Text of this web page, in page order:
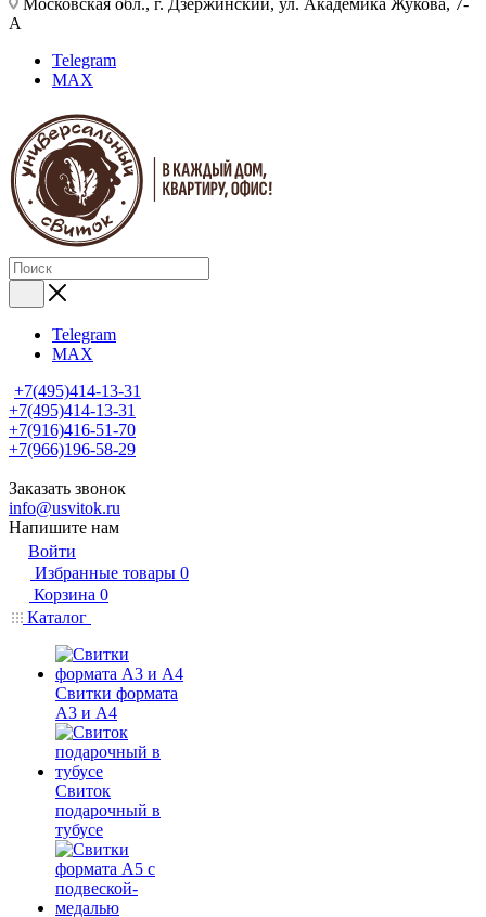
Московская обл., г. Дзержинский, ул. Академика Жукова, 7-
А
Telegram
MAX
Telegram
MAX
+7(495)414-13-31
+7(495)414-13-31
+7(916)416-51-70
+7(966)196-58-29
Заказать звонок
info@usvitok.ru
Напишите нам
Войти
Избранные товары 0
Корзина 0
Каталог
Свитки формата
А3 и А4
Свиток
подарочный в
тубусе